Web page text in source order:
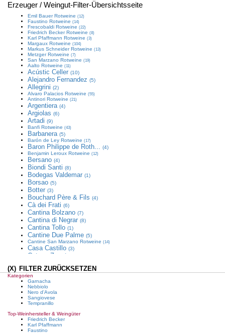
Erzeuger / Weingut-Filter-Übersichtsseite
Emil BauerRotweine (12)
Faustino Rotweine (14)
Frescobaldi Rotweine (22)
Friedrich BeckerRotweine (8)
Karl Pfaffmann Rotweine (3)
Margaux Rotweine (104)
Markus SchneiderRotweine (13)
MetzgerRotweine (7)
San Marzano Rotweine (19)
Aalto Rotweine (11)
Acústic Celler (10)
Alejandro Fernandez (5)
Allegrini (2)
Alvaro Palacios Rotweine (55)
Antinori Rotweine (21)
Argentiera (4)
Argiolas (6)
Artadi (9)
Banfi Rotweine (43)
Barbanera (5)
Barón de Ley Rotweine (17)
Baron Philippe de Roth... (4)
Benjamin Leroux Rotweine (12)
Bersano (4)
Biondi Santi (8)
Bodegas Valdemar (1)
Borsao (5)
Botter (3)
Bouchard Père & Fils (4)
Cà dei Frati (6)
Cantina Bolzano (7)
Cantina di Negrar (8)
Cantina Tollo (1)
Cantine Due Palme (5)
Cantine San Marzano Rotweine (14)
Casa Castillo (3)
Catena Zapata
Cesari Rotweine (12)
Château de Beaucastel...Rotweine (18)
Châteauneuf du Pape
Colomba Bianca
Craggy Range
Damilano
Descendientes de J. Pa...
Deutzerhof(4)
Domaine Faiveley
(X) FILTER ZURÜCKSETZEN
Kategorien
Garnacha
Nebbiolo
Nero d'Avola
Sangiovese
Tempranillo
Top-Weinhersteller & Weingüter
Friedrich Becker
Karl Pfaffmann
Faustino